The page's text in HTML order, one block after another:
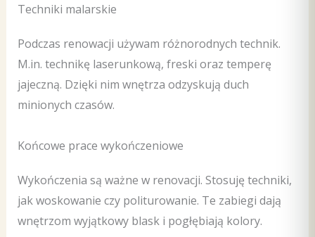
Techniki malarskie
Podczas renowacji używam różnorodnych technik.
M.in. technikę laserunkową, freski oraz temperę
jajeczną. Dzięki nim wnętrza odzyskują duch
minionych czasów.
Końcowe prace wykończeniowe
Wykończenia są ważne w renovacji. Stosuję techniki,
jak woskowanie czy politurowanie. Te zabiegi dają
wnętrzom wyjątkowy blask i pogłębiają kolory.